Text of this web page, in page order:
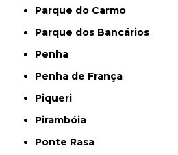
Parque do Carmo
Parque dos Bancários
Penha
Penha de França
Piqueri
Pirambóia
Ponte Rasa